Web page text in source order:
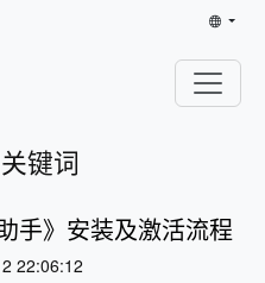
键词
手》安装及激活流程
22:06:12